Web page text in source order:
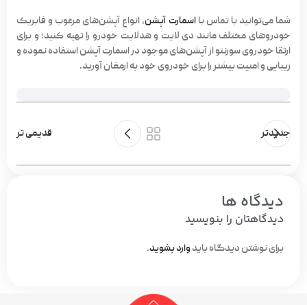
شما می‌توانید با تماس با اسمارت آپشن، انواع آپشن‌های مرغوب و فابریک
خودروهای مختلف مانند دی لایت و هدلایت خودرو را تهیه کنید؛ و برای
ارتقا خودروی سورنتو از آپشن‌های موجود در اسمارت آپشن استفاده نموده و
زیبایی و امنیت بیشتر را برای خودروی خود به ارمغان آورید.
جدیدتر قدیمی تر
دیدگاه ها
دیدگاهتان را بنویسید
برای نوشتن دیدگاه باید وارد بشوید.